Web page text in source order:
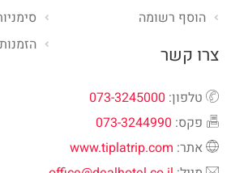
הזמנות
הוסף רשומה
צרו קשר
טלפון: 073-3245000
פקס: 073-3244990
אתר: www.tiplatrip.com